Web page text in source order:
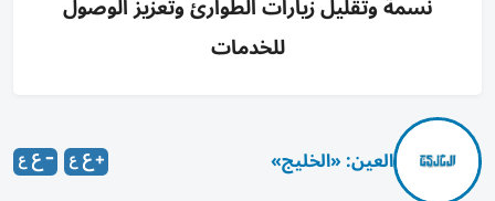
للخدمات
العين: «الخليج»